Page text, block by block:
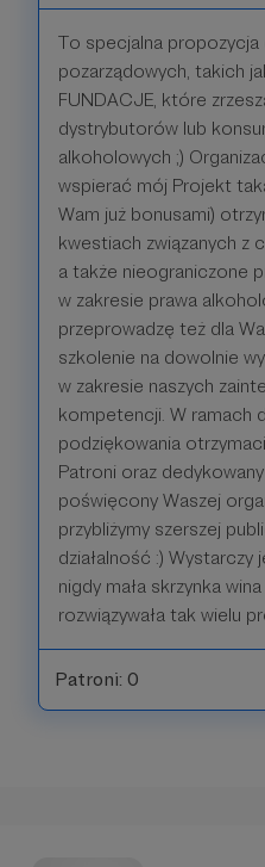
To specjalna propozycja
pozarządowych, takich
FUNDACJE, które
dystrybutorów lub
alkoholowych ;)
wspierać mój Projekt
Wam już bonusami)
kwestiach związanych z
a także nieograniczone
w zakresie prawa
przeprowadzę też dla
szkolenie na dowolnie
w zakresie naszych
kompetencji. W ramach
podziękowania
Patroni oraz
poświęcony Waszej
przybliżymy szerszej
działalność :)
nigdy mała skrzynka
rozwiązywała tak wielu
Patroni: 0